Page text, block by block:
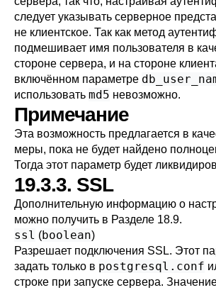
следует указывать серверное
не клиентское. Так как метод
подмешивает имя пользователя в
стороне сервера, и на стороне
включённом параметре
использовать md5 невозможно.
Примечание
Эта возможность предлагается в
меры, пока не будет найдено
Тогда этот параметр будет
19.3.3. SSL
Дополнительную информацию о
можно получить в Разделе 18.9.
ssl (boolean)
Разрешает подключения SSL. Этот
задать только в postgresql.conf
строке при запуске сервера.